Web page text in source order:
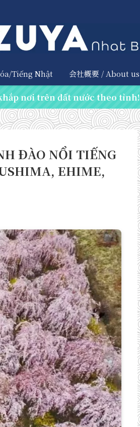
Tiếng Nhật 会社概要 / About us
nơi trên đất nước theo tỉnh!
ĐÀO NỔI TIẾNG
EHIME,